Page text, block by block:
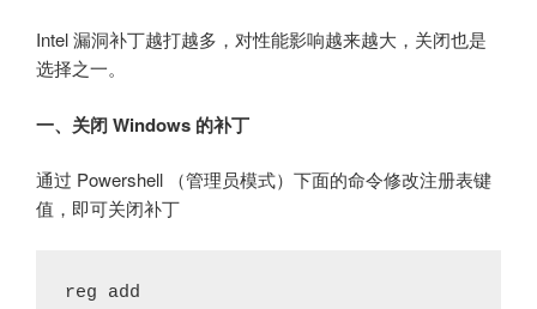
Intel 漏洞补丁越打越多，对性能影响越来越大，关闭也是
选择之一。
一、关闭 Windows 的补丁
通过 Powershell （管理员模式）下面的命令修改注册表键
值，即可关闭补丁
reg add